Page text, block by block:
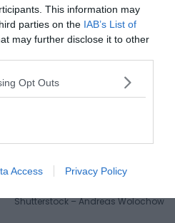
This information may
parties on the IAB’s List of
may further disclose it to other
Opt Outs
Access Privacy Policy
Shutterstock – Andreas Wolochow